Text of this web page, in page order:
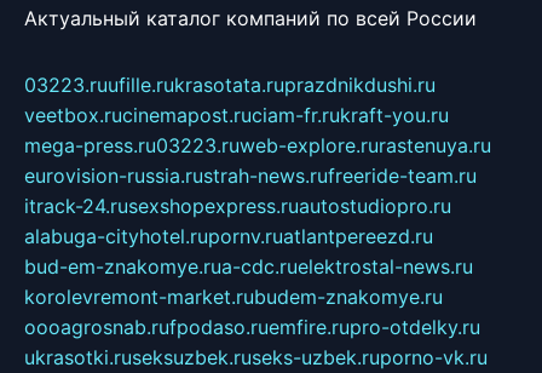
Актуальный каталог компаний по всей России
03223.ruufille.rukrasotata.ruprazdnikdushi.ru
veetbox.rucinemapost.ruciam-fr.rukraft-you.ru
mega-press.ru03223.ruweb-explore.rurastenuya.ru
eurovision-russia.rustrah-news.rufreeride-team.ru
itrack-24.rusexshopexpress.ruautostudiopro.ru
alabuga-cityhotel.rupornv.ruatlantpereezd.ru
bud-em-znakomye.rua-cdc.ruelektrostal-news.ru
korolevremont-market.rubudem-znakomye.ru
oooagrosnab.rufpodaso.ruemfire.rupro-otdelky.ru
ukrasotki.ruseksuzbek.ruseks-uzbek.ruporno-vk.ru